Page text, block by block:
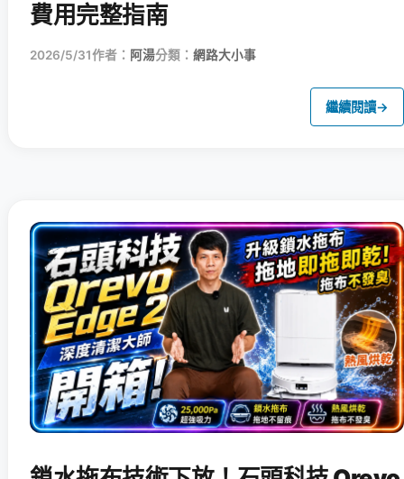
費用完整指南
2026/5/31作者： 阿湯分類： 網路大小事
繼續閱讀→